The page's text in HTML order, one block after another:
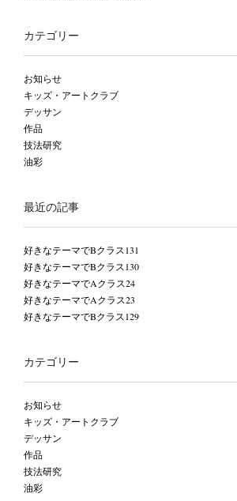
カテゴリー
お知らせ
キッズ・アートクラブ
デッサン
作品
技法研究
油彩
最近の記事
好きなテーマでBクラス131
好きなテーマでBクラス130
好きなテーマでAクラス24
好きなテーマでAクラス23
好きなテーマでBクラス129
カテゴリー
お知らせ
キッズ・アートクラブ
デッサン
作品
技法研究
油彩